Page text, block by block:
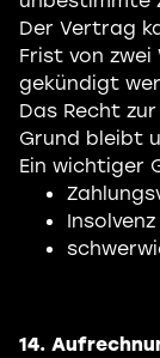
Der Vertrag
Frist von zwei
gekündigt
Das Recht
Grund bleibt
Ein wichtiger
14.